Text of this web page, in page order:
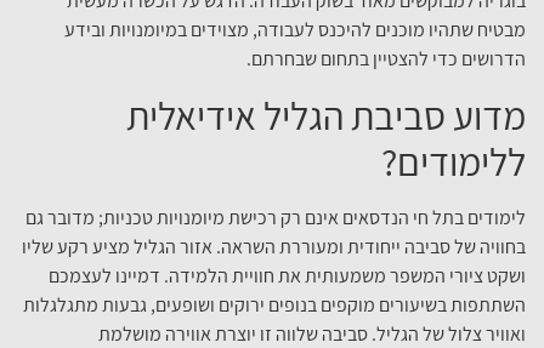
מבטיח שתהיו מוכנים להיכנס לעבודה, מצוידים במיומנויות ובידע
הדרושים כדי להצטיין בתחום שבחרתם.
מדוע סביבת הגליל אידיאלית
ללימודים?
לימודים בתל חי הנדסאים אינם רק רכישת מיומנויות טכניות; מדובר גם
בחוויה של סביבה ייחודית ומעוררת השראה. אזור הגליל מציע רקע שליו
ושקט ציורי המשפר משמעותית את חוויית הלמידה. דמיינו לעצמכם
השתתפות בשיעורים מוקפים בנופים ירוקים ושופעים, גבעות מתגלגלות
ואוויר צלול של הגליל. סביבה שלווה זו יוצרת אווירה מושלמת